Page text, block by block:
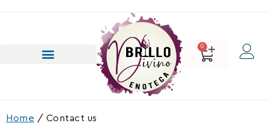
0
Home / Contact us